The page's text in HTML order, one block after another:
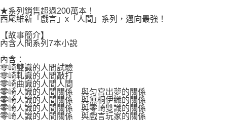
１．透過由恩沛科技股份有限公司提供之「AFTEE先享後付」服務完成之交
易，需依本服務之必要範圍內提供個人資料，並將交易相關給付款項請求債
２．關於個人資料處理事宜，請瀏覽以下網址：
https://aftee.tw/terms/#terms3
「AFTEE先享後付」，若未經同意申辦者引起之損失，本公司不負相關責
任。
４．使用「AFTEE先享後付」時，將依據個別帳號之用戶狀況，依本公司即
時審查核予不同之上限額度；若仍有額度不足之情形，本公司將視審查結果
請求用戶進行身份認證。
５．嚴禁一人註冊多個帳號或使用他人資訊註冊。若發現惡意使用之情形，
恩沛科技股份有限公司將有權停止該用戶之使用額度並採取法律行動。
每筆NT$80，滿NT$500(含以上)免運費
每筆NT$80，滿NT$500(含以上)免運費
宅配
每筆NT$100，滿NT$800(含以上)免運費
國家/地區配送
★系列銷售超過200萬本！
西尾維新「戲言」x「人間」系列，邁向最強！
【故事簡介】
內含人間系列7本小說
內含：
零崎雙識的人間試驗
零崎軋識的人間敲打
零崎曲識的人間人間
零崎人識的人間關係 與匀宮出夢的關係
零崎人識的人間關係 與無桐伊織的關係
零崎人識的人間關係 與零崎雙識的關係
零崎人識的人間關係 與戲言玩家的關係